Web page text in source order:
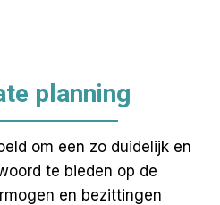
planning
om een zo duidelijk en
te bieden op de
en bezittingen